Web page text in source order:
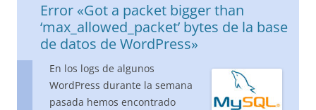
Error «Got a packet bigger than
‘max_allowed_packet’ bytes de la base
de datos de WordPress»
En los logs de algunos
WordPress durante la semana
pasada hemos encontrado